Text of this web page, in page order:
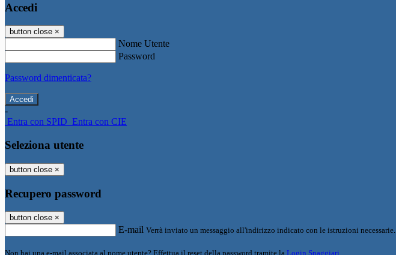
Accedi
button close ×
Nome Utente
Password
Password dimenticata?
-
Entra con SPID Entra con CIE
Seleziona utente
button close ×
Recupero password
button close ×
E-mail Verrà inviato un messaggio all'indirizzo indicato con le istruzioni necessarie.
Non hai una e-mail associata al nome utente? Effettua il reset della password tramite la Login Spaggiari